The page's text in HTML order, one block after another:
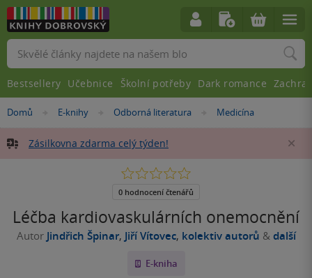
Nacházíte
zde:
Domů »
E-knihy »
Odborná literatura »
Medicína
Zásilkovna zdarma celý týden!
Léčba kardiovaskulárních onemocnění
Autor Jindřich Špinar, Jiří Vítovec, kolektiv autorů & další
E-kniha
0.0
5
0 hodnocení čtenářů
Vyhledávání
Bestsellery Učebnice Školní potřeby Dark romance